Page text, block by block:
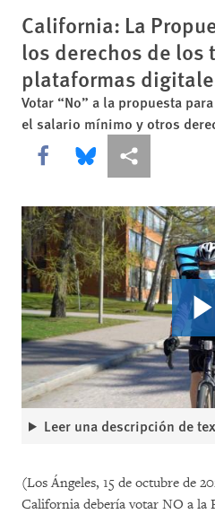
California: La
los derechos de los
plataformas
Votar “No” a la propuesta
el salario mínimo y otros
Share this via Facebook
Share this via Bluesky
Share this via
Leer una descripción de
(Los Ángeles, 15 de octubre de
California debería votar NO a la